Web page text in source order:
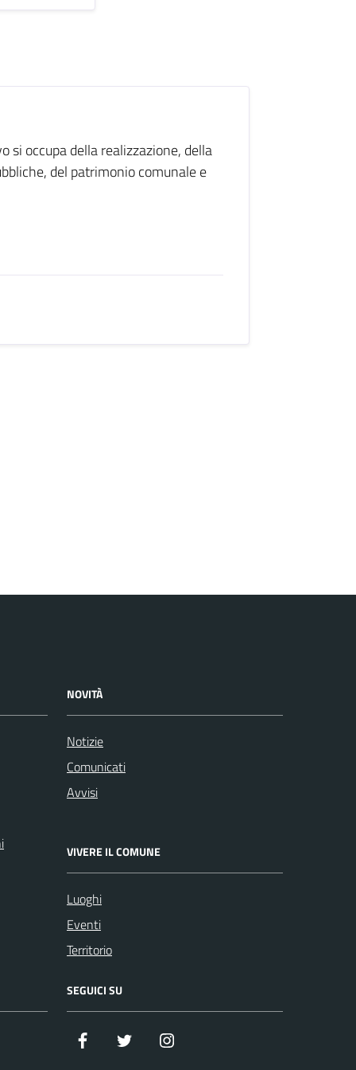
si occupa della realizzazione, della
del patrimonio comunale e
NOVITÀ
Notizie
Comunicati
Avvisi
VIVERE IL COMUNE
Luoghi
Eventi
Territorio
SEGUICI SU
Facebook Twitter